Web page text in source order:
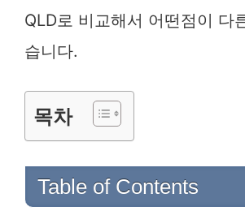
QLD로 비교해서 어떤점이 다
습니다.
목차
Table of Contents